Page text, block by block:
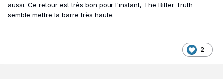
aussi. Ce retour est très bon pour l'instant, The Bitter Truth
semble mettre la barre très haute.
2